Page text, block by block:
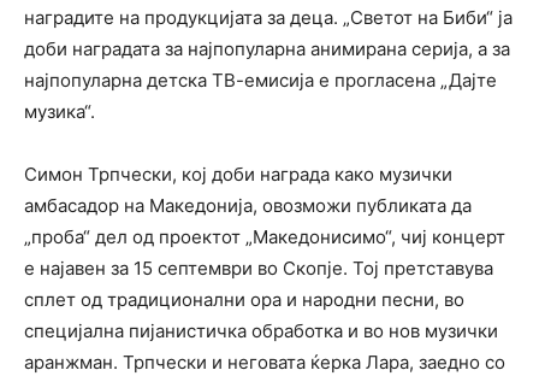
наградите на продукцијата за деца. „Светот на Биби“ ја
доби наградата за најпопуларна анимирана серија, а за
најпопуларна детска ТВ-емисија е прогласена „Дајте
музика“.
Симон Трпчески, кој доби награда како музички
амбасадор на Македонија, овозможи публиката да
„проба“ дел од проектот „Македонисимо“, чиј концерт
е најавен за 15 септември во Скопје. Тој претставува
сплет од традиционални ора и народни песни, во
специјална пијанистичка обработка и во нов музички
аранжман. Трпчески и неговата ќерка Лара, заедно со